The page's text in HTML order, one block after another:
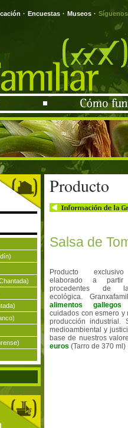
· Encuestas · Museos · Síguenos
Producto
Salsa de
Producto
elaborado a partir
procedentes de
ecológica.
alimentos
cuidados con esmero y
producción industrial.
medioambiental y
base de nuestros
euros (Tarro de 370 ml)